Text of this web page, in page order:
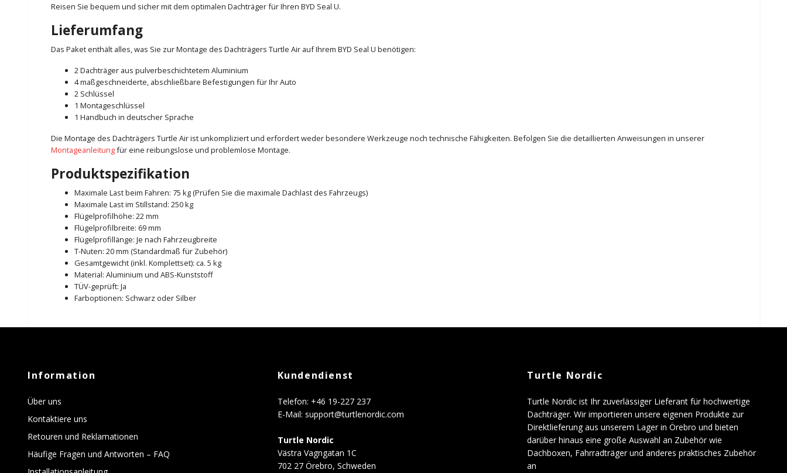
Reisen Sie bequem und sicher mit dem optimalen Dachträger für Ihren BYD Seal U.
Lieferumfang
Das Paket enthält alles, was Sie zur Montage des Dachträgers Turtle Air auf Ihrem BYD Seal U benötigen:
2 Dachträger aus pulverbeschichtetem Aluminium
4 maßgeschneiderte, abschließbare Befestigungen für Ihr Auto
2 Schlüssel
1 Montageschlüssel
1 Handbuch in deutscher Sprache
Die Montage des Dachträgers Turtle Air ist unkompliziert und erfordert weder besondere Werkzeuge noch technische Fähigkeiten. Befolgen Sie die detaillierten Anweisungen in unserer
Montageanleitungfür eine reibungslose und problemlose Montage.
Produktspezifikation
Maximale Last beim Fahren: 75 kg (Prüfen Sie die maximale Dachlast des Fahrzeugs)
Maximale Last im Stillstand: 250 kg
Flügelprofilhöhe: 22 mm
Flügelprofilbreite: 69 mm
Flügelprofillänge: Je nach Fahrzeugbreite
T-Nuten: 20 mm (Standardmaß für Zubehör)
Gesamtgewicht (inkl. Komplettset): ca. 5 kg
Material: Aluminium und ABS-Kunststoff
TÜV-geprüft: Ja
Farboptionen: Schwarz oder Silber
Information
Über uns
Kontaktiere uns
Retouren und Reklamationen
Häufige Fragen und Antworten – FAQ
Kundendienst
Telefon: +46 19-227 237
E-Mail: support@turtlenordic.com
Turtle Nordic
Västra Vagngatan 1C
702 27 Örebro, Schweden
Turtle Nordic
Turtle Nordic ist Ihr zuverlässiger Lieferant für hochwertige
Dachträger. Wir importieren unsere eigenen Produkte zur
Direktlieferung aus unserem Lager in Örebro und bieten
darüber hinaus eine große Auswahl an Zubehör wie
Dachboxen, Fahrradträger und anderes praktisches Zubehör
an